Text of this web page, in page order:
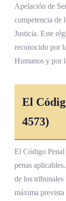
Apelación de
competencia de
Justicia. Este
reconocido por
Humanos y por
El
4573)
El Código Penal
penas
de los tribunales
máxima prevista